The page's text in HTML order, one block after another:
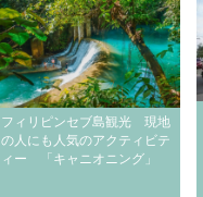
フィリピンセブ島観光 現地
の人にも人気のアクティビテ
ィー 「キャニオニング」